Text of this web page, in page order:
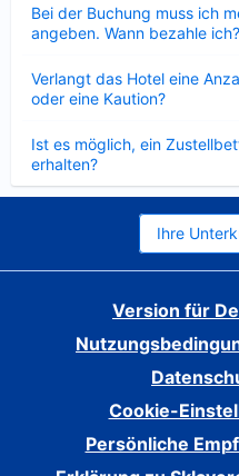
Bei der Buchung muss ich
angeben. Wann bezahle ich?
Verlangt das Hotel eine
oder eine Kaution?
Ist es möglich, ein
erhalten?
Ihre
Version für
Cookie-
Persönliche